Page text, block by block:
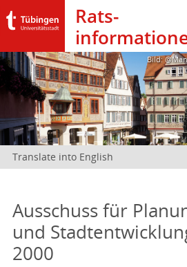
Rats­
Bild:
Translate into English
Ausschuss für
und
2000